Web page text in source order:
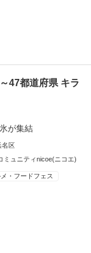
47都道府県 キラ
が集結
区
ミュニティnicoe(ニコエ)
・フードフェス